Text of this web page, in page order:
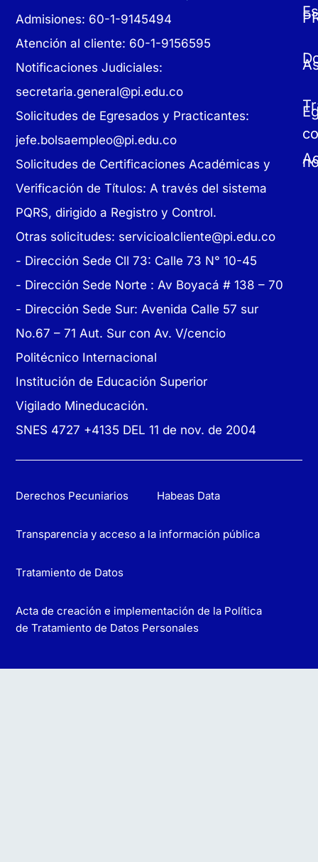
Admisiones: 60-1-9145494
Atención al cliente: 60-1-9156595
Notificaciones Judiciales:
secretaria.general@pi.edu.co
Solicitudes de Egresados y Practicantes:
jefe.bolsaempleo@pi.edu.co
Solicitudes de Certificaciones Académicas y
Verificación de Títulos: A través del sistema
PQRS, dirigido a Registro y Control.
Otras solicitudes: servicioalcliente@pi.edu.co
- Dirección Sede Cll 73: Calle 73 N° 10-45
- Dirección Sede Norte : Av Boyacá # 138 – 70
- Dirección Sede Sur: Avenida Calle 57 sur
No.67 – 71 Aut. Sur con Av. V/cencio
Politécnico Internacional
Institución de Educación Superior
Vigilado Mineducación.
SNES 4727 +4135 DEL 11 de nov. de 2004
Derechos Pecuniarios Habeas Data
Transparencia y acceso a la información pública
Tratamiento de Datos
Acta de creación e implementación de la Política
de Tratamiento de Datos Personales